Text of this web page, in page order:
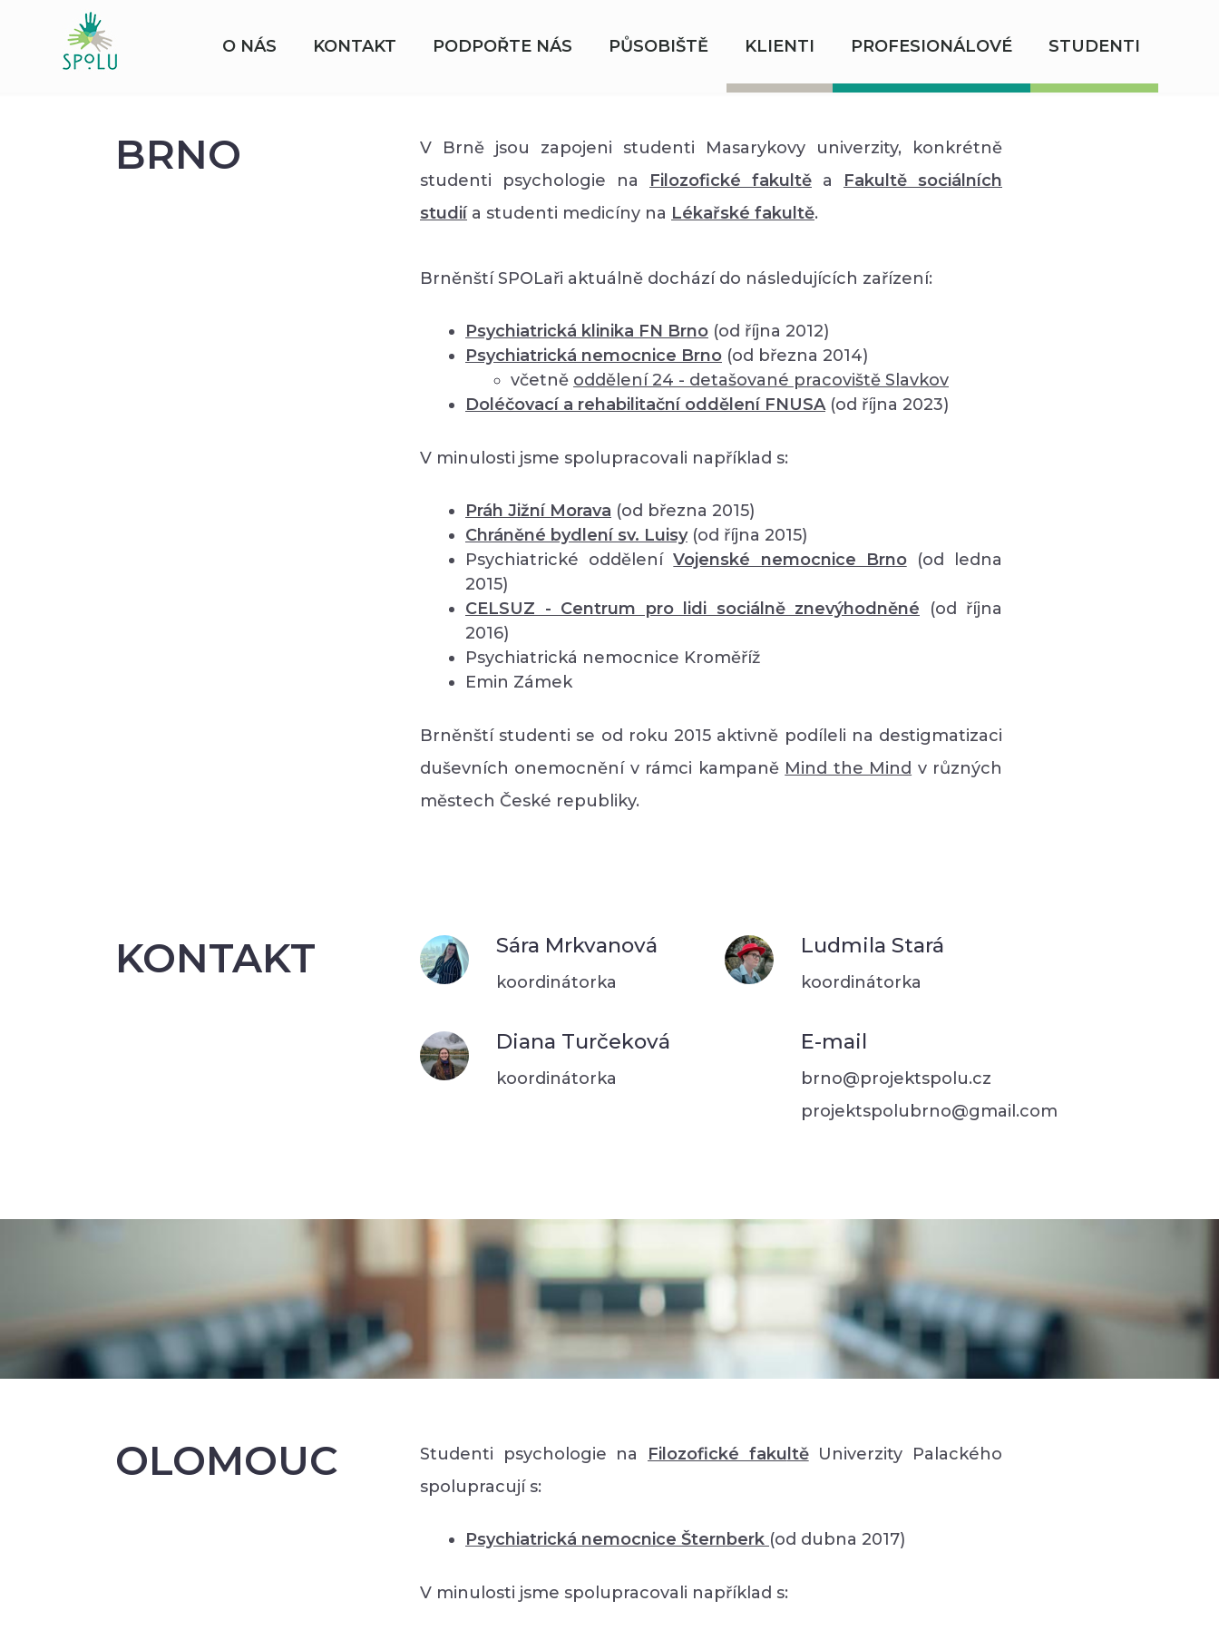
O NÁS KONTAKT PODPOŘTE NÁS PŮSOBIŠTĚ KLIENTI PROFESIONÁLOVÉ STUDENTI
BRNO
V Brně jsou zapojeni studenti Masarykovy univerzity, konkrétně
studenti psychologie na Filozofické fakultě a Fakultě sociálních
studií a studenti medicíny na Lékařské fakultě.
Brněnští SPOLaři aktuálně dochází do následujících zařízení:
Psychiatrická klinika FN Brno (od října 2012)
Psychiatrická nemocnice Brno (od března 2014)
včetně oddělení24 - detašované pracoviště Slavkov
Doléčovací a rehabilitační oddělení FNUSA (od října 2023)
V minulosti jsme spolupracovali například s:
Práh Jižní Morava (od března 2015)
Chráněné bydlení sv. Luisy (od října 2015)
Psychiatrické odděleníVojenské nemocnice Brno(od ledna
2015)
CELSUZ - Centrum pro lidi sociálně znevýhodněné
(od října
2016)
Psychiatrická nemocnice Kroměříž
Emin Zámek
Brněnští studenti se od roku 2015 aktivně podíleli na destigmatizaci
duševních onemocnění v rámci kampaně Mind the Mind v různých
městech České republiky.
KONTAKT Sára Mrkvanová
koordinátorka
Ludmila Stará
koordinátorka
Diana Turčeková
koordinátorka
E-mail
brno@projektspolu.cz
projektspolubrno@gmail.com
OLOMOUC Studenti psychologie na Filozofické faku ltěUniverzity Palackého
spolupracují s:
Psychiatrická nemocnice Šternberk (od dubna 2017)
V minulosti jsme spolupracovali například s: